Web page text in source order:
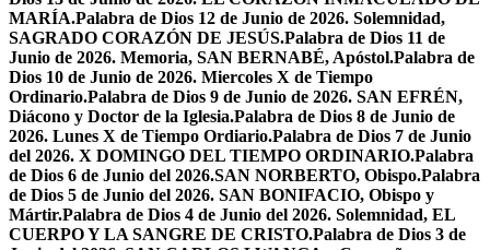
MARÍA.Palabra de Dios 12 de Junio de 2026. Solemnidad,
SAGRADO CORAZÓN DE JESÚS.Palabra de Dios 11 de
Junio de 2026. Memoria, SAN BERNABÉ, Apóstol.Palabra de
Dios 10 de Junio de 2026. Miercoles X de Tiempo
Ordinario.Palabra de Dios 9 de Junio de 2026. SAN EFRÉN,
Diácono y Doctor de la Iglesia.Palabra de Dios 8 de Junio de
2026. Lunes X de Tiempo Ordiario.Palabra de Dios 7 de Junio
del 2026. X DOMINGO DEL TIEMPO ORDINARIO.Palabra
de Dios 6 de Junio del 2026.SAN NORBERTO, Obispo.Palabra
de Dios 5 de Junio del 2026. SAN BONIFACIO, Obispo y
Mártir.Palabra de Dios 4 de Junio del 2026. Solemnidad, EL
CUERPO Y LA SANGRE DE CRISTO.Palabra de Dios 3 de